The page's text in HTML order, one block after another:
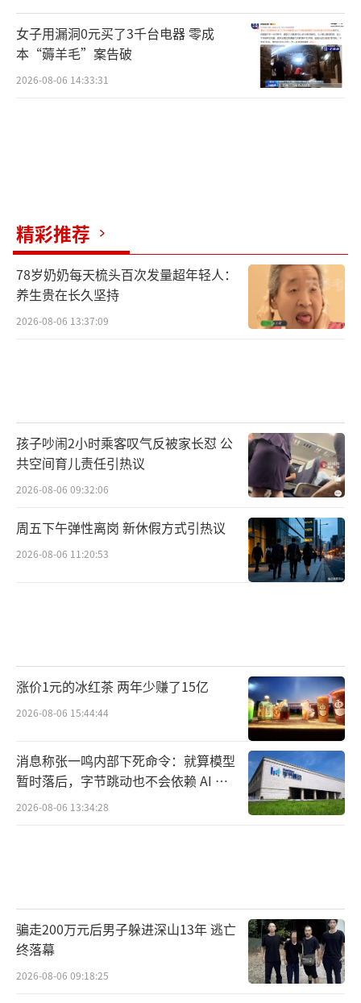
女子用漏洞0元买了3千台电器 零成
本“薅羊毛”案告破
2026-08-06 14:33:31
精彩推荐
78岁奶奶每天梳头百次发量超年轻人：
养生贵在长久坚持
2026-08-06 13:37:09
孩子吵闹2小时乘客叹气反被家长怼 公
共空间育儿责任引热议
2026-08-06 09:32:06
周五下午弹性离岗 新休假方式引热议
2026-08-06 11:20:53
涨价1元的冰红茶 两年少赚了15亿
2026-08-06 15:44:44
消息称张一鸣内部下死命令：就算模型
暂时落后，字节跳动也不会依赖 AI 蒸
馏技术
2026-08-06 13:34:28
骗走200万元后男子躲进深山13年 逃亡
终落幕
2026-08-06 09:18:25